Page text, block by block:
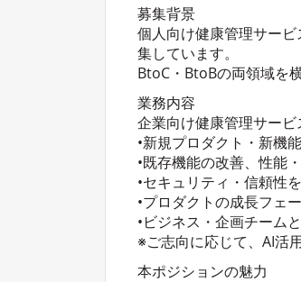
募集背景
個人向け健康管理サー
集しています。
BtoC・BtoBの両領域を
業務内容
企業向け健康管理サービ
•新規プロダクト・新機
•既存機能の改善、性能
•セキュリティ・信頼性
•プロダクトの成長フェ
•ビジネス・企画チーム
※ご志向に応じて、AI活
本ポジションの魅力